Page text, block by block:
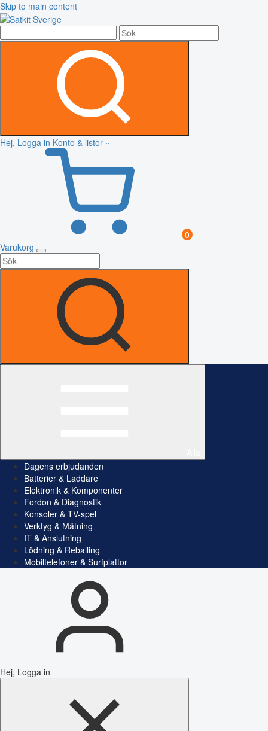
Skip to main content
Hej, Logga in Konto & listor
0
Varukorg
Dagens erbjudanden
Batterier & Laddare
Elektronik & Komponenter
Fordon & Diagnostik
Konsoler & TV-spel
Verktyg & Mätning
IT & Anslutning
Lödning & Reballing
Mobiltelefoner & Surfplattor
Hej, Logga in